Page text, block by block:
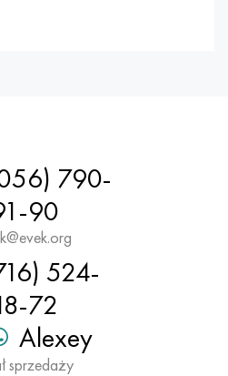
790-
90
524-
72
Alexey
sprzedaży